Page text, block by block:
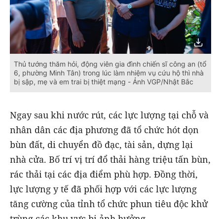
Thủ tướng thăm hỏi, động viên gia đình chiến sĩ công an (tổ
6, phường Minh Tân) trong lúc làm nhiệm vụ cứu hộ thì nhà
bị sập, mẹ và em trai bị thiệt mạng - Ảnh VGP/Nhật Bắc
Ngay sau khi nước rút, các lực lượng tại chỗ và
nhân dân các địa phương đã tổ chức hót dọn
bùn đất, di chuyển đồ đạc, tài sản, dựng lại
nhà cửa. Bố trí vị trí đổ thải hàng triệu tấn bùn,
rác thải tại các địa điểm phù hợp. Đồng thời,
lực lượng y tế đã phối hợp với các lực lượng
tăng cường của tỉnh tổ chức phun tiêu độc khử